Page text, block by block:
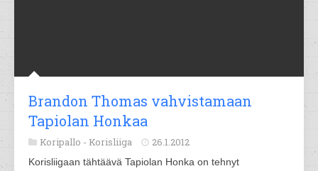
Brandon Thomas vahvistamaan
Tapiolan Honkaa
Koripallo - Korisliiga 26.1.2012
Korisliigaan tähtäävä Tapiolan Honka on tehnyt